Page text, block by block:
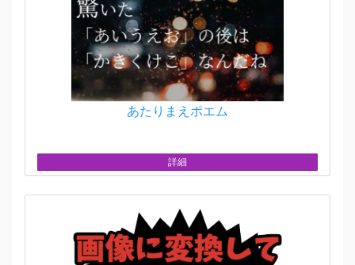
あたりまえポエム
詳細